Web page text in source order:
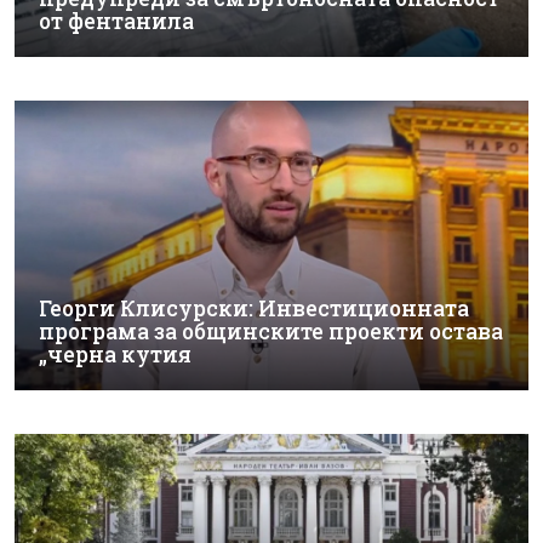
от фентанила
Георги Клисурски: Инвестиционната
програма за общинските проекти остава
„черна кутия